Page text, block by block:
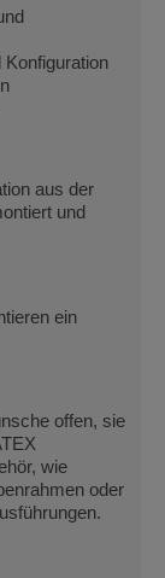
Konfiguration
aus der
und
ein
offen, sie
wie
oder